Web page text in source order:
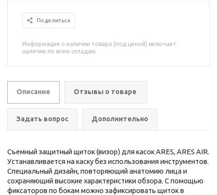
Поделиться
Информация о наличии товара (под ценой) включает
наличие по всем складам.
Описание Отзывы о товаре
Задать вопрос Дополнительно
Съемный защитный щиток (визор) для касок ARES, ARES AIR.
Уcтанавливается на каску без использования инструментов.
Специальный дизайн, повторяющий анатомию лица и
сохраняющий высокие характеристики обзора. С помощью
фиксаторов по бокам можно зафиксировать щиток в